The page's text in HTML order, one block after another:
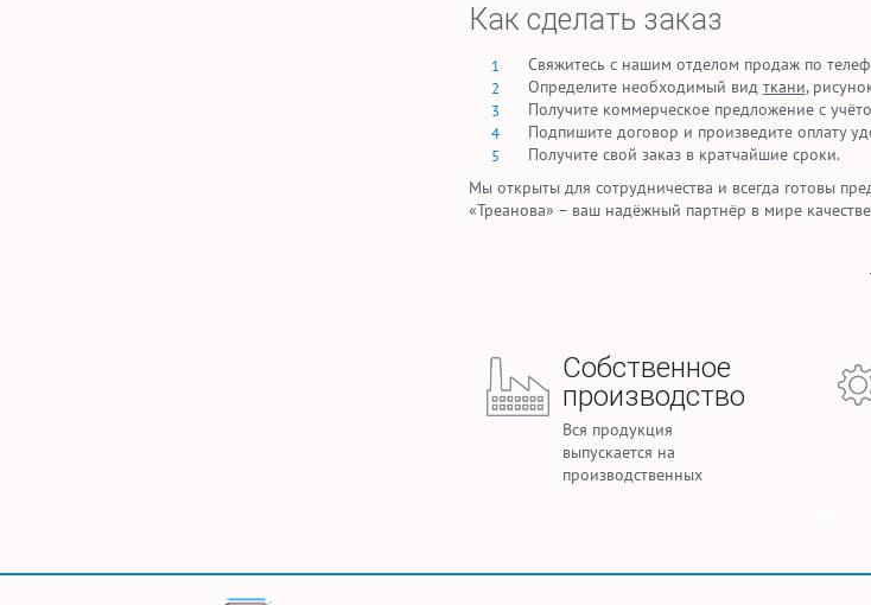
Как сделать заказ
Свяжитесь с нашим отделом продаж по
Определите необходимый вид ткани,
Получите коммерческое предложение с
Подпишите договор и произведите оплату
Получите свой заказ в кратчайшие сроки.
Мы открыты для сотрудничества и всегда готовы
«Треанова» – ваш надёжный партнёр в мире
Собственное
производство
Вся продукция
выпускается на
производственных